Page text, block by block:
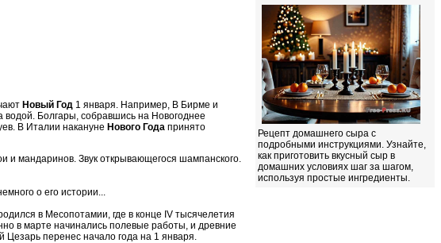
Новый Год 1 января. Например, В Бирме и
водой. Болгары, собравшись на Новогоднее
В Италии накануне Нового Года принято
и мандаринов. Звук открывающегося шампанского.
о его истории...
в Месопотамии, где в конце IV тысячелетия
в марте начинались полевые работы, и древние
перенес начало года на 1 января.
Рецепт домашнего сыра с
подробными инструкциями. Узнайте,
как приготовить вкусный сыр в
домашних условиях шаг за шагом,
используя простые ингредиенты.